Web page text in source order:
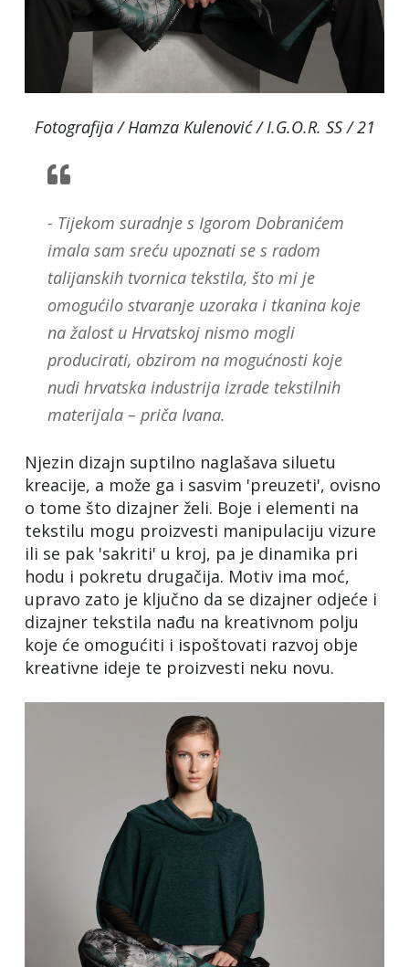
Fotografija / Hamza Kulenović / I.G.O.R. SS / 21
- Tijekom suradnje s Igorom Dobranićem
imala sam sreću upoznati se s radom
talijanskih tvornica tekstila, što mi je
omogućilo stvaranje uzoraka i tkanina koje
na žalost u Hrvatskoj nismo mogli
producirati, obzirom na mogućnosti koje
nudi hrvatska industrija izrade tekstilnih
materijala – priča Ivana.
Njezin dizajn suptilno naglašava siluetu
kreacije, a može ga i sasvim 'preuzeti', ovisno
o tome što dizajner želi. Boje i elementi na
tekstilu mogu proizvesti manipulaciju vizure
ili se pak 'sakriti' u kroj, pa je dinamika pri
hodu i pokretu drugačija. Motiv ima moć,
upravo zato je ključno da se dizajner odjeće i
dizajner tekstila nađu na kreativnom polju
koje će omogućiti i ispoštovati razvoj obje
kreativne ideje te proizvesti neku novu.